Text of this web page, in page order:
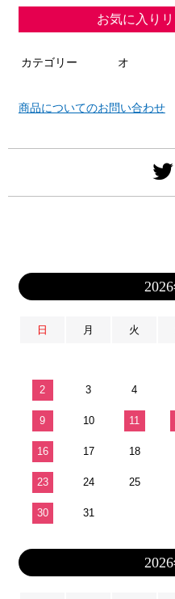
お気に入り
カテゴリー オ
商品についてのお問い合わせ
日 月 火
2 3 4
9 10 11
16 17 18
23 24 25
30 31